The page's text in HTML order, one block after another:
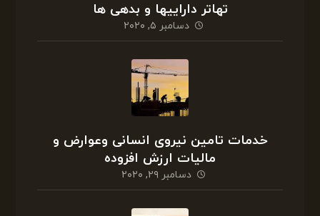
تهاتر داراییها و بدهی ها
دسامبر ۵, ۲۰۲۰
خدمات تامین نیروی انسانی وعوارض و
مالیات ارزش افزوده
دسامبر ۲۹, ۲۰۲۰